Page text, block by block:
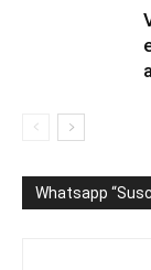
Whatsapp